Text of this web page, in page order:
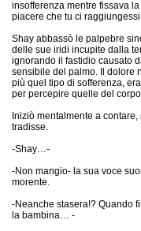
insofferenza mentre fissava
piacere che tu ci
Shay abbassò le palpebre
delle sue iridi incupite dalla
ignorando il fastidio causato
sensibile del palmo. Il dolore
più quel tipo di sofferenza,
per percepire quelle del
Iniziò mentalmente a
tradisse.
-Shay…-
-Non mangio- la sua voce
morente.
-Neanche stasera!? Quando
la bambina… -